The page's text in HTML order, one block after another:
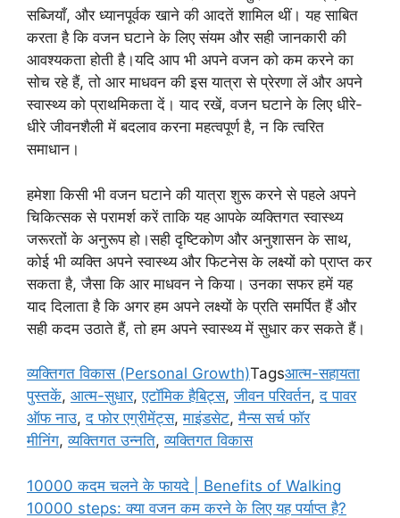
सब्जियाँ, और ध्यानपूर्वक खाने की आदतें शामिल थीं। यह साबित
करता है कि वजन घटाने के लिए संयम और सही जानकारी की
आवश्यकता होती है।यदि आप भी अपने वजन को कम करने का
सोच रहे हैं, तो आर माधवन की इस यात्रा से प्रेरणा लें और अपने
स्वास्थ्य को प्राथमिकता दें। याद रखें, वजन घटाने के लिए धीरे-
धीरे जीवनशैली में बदलाव करना महत्वपूर्ण है, न कि त्वरित
समाधान।
हमेशा किसी भी वजन घटाने की यात्रा शुरू करने से पहले अपने
चिकित्सक से परामर्श करें ताकि यह आपके व्यक्तिगत स्वास्थ्य
जरूरतों के अनुरूप हो।सही दृष्टिकोण और अनुशासन के साथ,
कोई भी व्यक्ति अपने स्वास्थ्य और फिटनेस के लक्ष्यों को प्राप्त कर
सकता है, जैसा कि आर माधवन ने किया। उनका सफर हमें यह
याद दिलाता है कि अगर हम अपने लक्ष्यों के प्रति समर्पित हैं और
सही कदम उठाते हैं, तो हम अपने स्वास्थ्य में सुधार कर सकते हैं।
व्यक्तिगत विकास (Personal Growth)Tagsआत्म-सहायता
पुस्तकें, आत्म-सुधार,एटॉमिक हैबिट्स,जीवन परिवर्तन,द पावर
ऑफ नाउ,द फोर एग्रीमेंट्स,माइंडसेट,मैन्स सर्च फॉर
मीनिंग,व्यक्तिगत उन्नति,व्यक्तिगत विकास
10000 कदम चलने के फायदे | Benefits of Walking
10000 steps: क्या वजन कम करने के लिए यह पर्याप्त है?